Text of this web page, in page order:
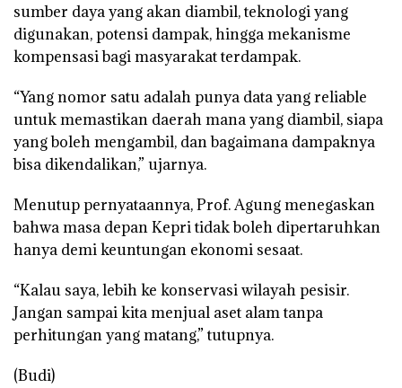
sumber daya yang akan diambil, teknologi yang
digunakan, potensi dampak, hingga mekanisme
kompensasi bagi masyarakat terdampak.
“Yang nomor satu adalah punya data yang reliable
untuk memastikan daerah mana yang diambil, siapa
yang boleh mengambil, dan bagaimana dampaknya
bisa dikendalikan,” ujarnya.
Menutup pernyataannya, Prof. Agung menegaskan
bahwa masa depan Kepri tidak boleh dipertaruhkan
hanya demi keuntungan ekonomi sesaat.
“Kalau saya, lebih ke konservasi wilayah pesisir.
Jangan sampai kita menjual aset alam tanpa
perhitungan yang matang,” tutupnya.
(Budi)